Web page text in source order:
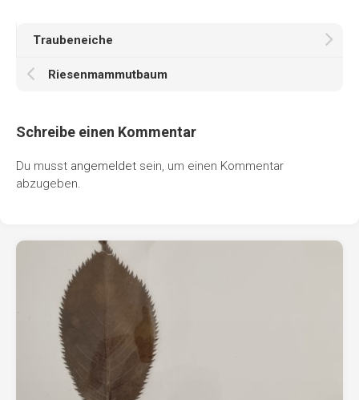
Traubeneiche
Riesenmammutbaum
Schreibe einen Kommentar
Du musst angemeldet sein, um einen Kommentar
abzugeben.